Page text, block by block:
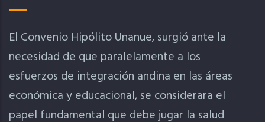
El Convenio Hipólito Unanue, surgió ante la
necesidad de que paralelamente a los
esfuerzos de integración andina en las áreas
económica y educacional, se considerara el
papel fundamental que debe jugar la salud